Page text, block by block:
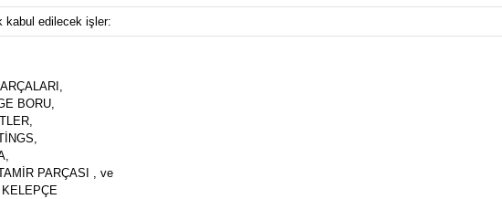
kabul edilecek işler:
BORU,
PARÇASI , ve